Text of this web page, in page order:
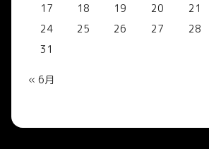
17
18 19 20 21
24
25 26 27 28
31
« 6月